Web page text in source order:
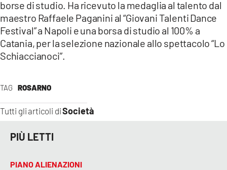
TAG ROSARNO
Tutti gli articoli diSocietà
borse di studio. Ha ricevuto la medaglia al talento dal
maestro Raffaele Paganini al “Giovani Talenti Dance
Festival” a Napoli e una borsa di studio al 100% a
Catania, per la selezione nazionale allo spettacolo “Lo
Schiaccianoci”.
PIÙ LETTI
PIANO ALIENAZIONI